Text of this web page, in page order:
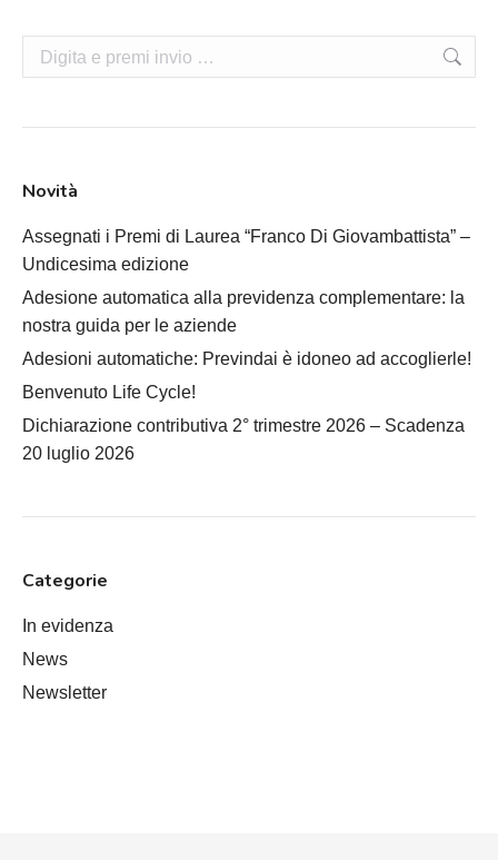
Cerca:
Novità
Assegnati i Premi di Laurea “Franco Di Giovambattista” –
Undicesima edizione
Adesione automatica alla previdenza complementare: la
nostra guida per le aziende
Adesioni automatiche: Previndai è idoneo ad accoglierle!
Benvenuto Life Cycle!
Dichiarazione contributiva 2° trimestre 2026 – Scadenza
20 luglio 2026
Categorie
In evidenza
News
Newsletter